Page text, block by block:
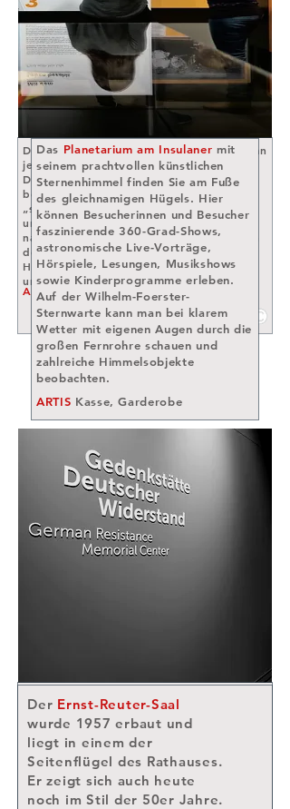
DieGedenkstätte Stille Heldenerinnert an
jene Menschen, die während der NS-
Diktatur verfolgten Jüdinnen und Juden
beistanden. Das Beispiel der vielfach als
„stille Helden” bezeichneten Helferinnen
und Helfer zeigt, dass es auch im
nationalsozialistischen Deutschland und in
den deutsch besetzten Gebieten
Handlungsspielräume gab, Verfolgte zu
unterstützen.
ARTIS Besucherbetreuung
Das Planetarium am Insulaner mit
seinem prachtvollen künstlichen
Sternenhimmel finden Sie am Fuße
des gleichnamigen Hügels. Hier
können Besucherinnen und Besucher
faszinierende 360-Grad-Shows,
astronomische Live-Vorträge,
Hörspiele, Lesungen, Musikshows
sowie Kinderprogramme erleben.
Auf der Wilhelm-Foerster-
Sternwarte kann man bei klarem
Wetter mit eigenen Augen durch die
großen Fernrohre schauen und
zahlreiche Himmelsobjekte
beobachten.
ARTIS Kasse, Garderobe
ist ein Ort der Erinnerung, der politischen
Bildungsarbeit, des aktiven Lernens, der
Dokumentation und der Forschung. Mit
ihren vielfältigen Angeboten informiert sie
über den Widerstand gegen den
Nationalsozialismus.
ARTIS Besucherbetreuung, Empfang
Der Ernst-Reuter-Saal
wurde 1957 erbaut und
liegt in einem der
Seitenflügel des Rathauses.
Er zeigt sich auch heute
noch im Stil der 50er Jahre.